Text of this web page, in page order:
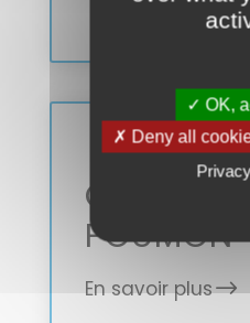
CANCER
POUMON
En savoir plus
✓ OK,
✗ Deny all